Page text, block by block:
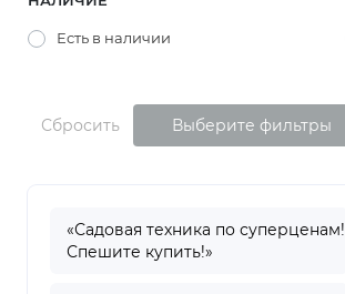
Есть в наличии
Сбросить Выберите фильтры
«Садовая техника по суперценам!
Спешите купить!»